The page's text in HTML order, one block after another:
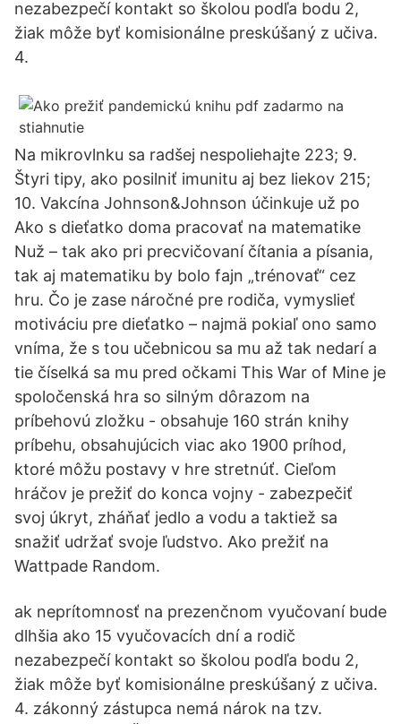
nezabezpečí kontakt so školou podľa bodu 2,
žiak môže byť komisionálne preskúšaný z učiva.
4.
Na mikrovlnku sa radšej nespoliehajte 223; 9.
Štyri tipy, ako posilniť imunitu aj bez liekov 215;
10. Vakcína Johnson&Johnson účinkuje už po
Ako s dieťatko doma pracovať na matematike
Nuž – tak ako pri precvičovaní čítania a písania,
tak aj matematiku by bolo fajn „trénovať“ cez
hru. Čo je zase náročné pre rodiča, vymyslieť
motiváciu pre dieťatko – najmä pokiaľ ono samo
vníma, že s tou učebnicou sa mu až tak nedarí a
tie číselká sa mu pred očkami This War of Mine je
spoločenská hra so silným dôrazom na
príbehovú zložku - obsahuje 160 strán knihy
príbehu, obsahujúcich viac ako 1900 príhod,
ktoré môžu postavy v hre stretnúť. Cieľom
hráčov je prežiť do konca vojny - zabezpečiť
svoj úkryt, zháňať jedlo a vodu a taktiež sa
snažiť udržať svoje ľudstvo. Ako prežiť na
Wattpade Random.
ak neprítomnosť na prezenčnom vyučovaní bude
dlhšia ako 15 vyučovacích dní a rodič
nezabezpečí kontakt so školou podľa bodu 2,
žiak môže byť komisionálne preskúšaný z učiva.
4. zákonný zástupca nemá nárok na tzv.